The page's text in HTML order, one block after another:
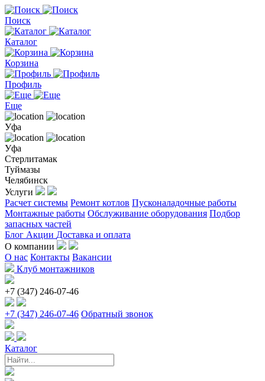
Поиск
Каталог
Корзина
Профиль
Еще
Уфа
Уфа
Стерлитамак
Туймазы
Челябинск
Услуги
Расчет системы Ремонт котлов Пусконаладочные работы
Монтажные работы Обслуживание оборудования Подбор
запасных частей
Блог Акции Доставка и оплата
О компании
О нас Контакты Вакансии
Клуб монтажников
+7 (347) 246-07-46
+7 (347) 246-07-46 Обратный звонок
Каталог